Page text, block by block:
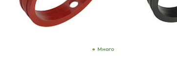
Много